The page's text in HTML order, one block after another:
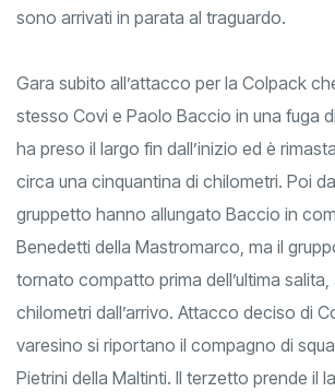
sono arrivati in parata al traguardo.
Gara subito all’attacco per la Colpack
stesso Covi e Paolo Baccio in una fuga
ha preso il largo fin dall’inizio ed è
circa una cinquantina di chilometri. Poi
gruppetto hanno allungato Baccio in
Benedetti della Mastromarco, ma il
tornato compatto prima dell’ultima
chilometri dall’arrivo. Attacco deciso di
varesino si riportano il compagno di
Pietrini della Maltinti. Il terzetto prende il